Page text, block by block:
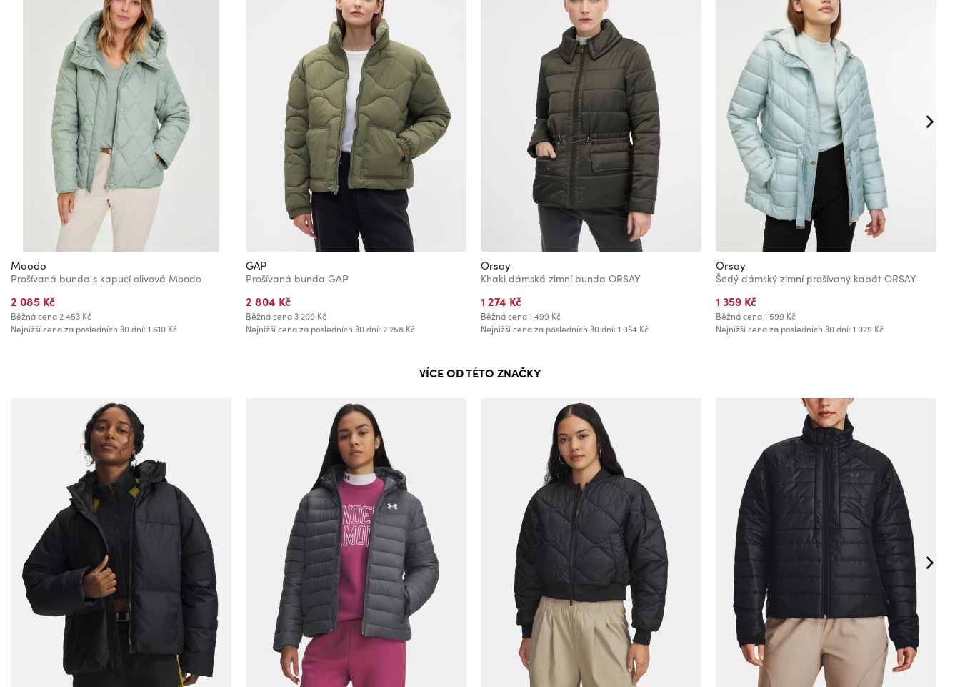
Moodo
Prošívaná bunda s kapucí olivová Moodo
2 085 Kč
Běžná cena2 453 Kč
Nejnižší cena za posledních 30 dní: 1 610 Kč
GAP
Prošívaná bunda GAP
2 804 Kč
Běžná cena3 299 Kč
Nejnižší cena za posledních 30 dní: 2 258 Kč
Orsay
Khaki dámská zimní bunda ORSAY
1 274 Kč
Běžná cena1 499 Kč
Nejnižší cena za posledních 30 dní: 1 034 Kč
Orsay
Šedý dámský zimní prošívaný kabát ORSAY
1 359 Kč
Běžná cena1 599 Kč
Nejnižší cena za posledních 30 dní: 1 029 Kč
VÍCE OD TÉTO ZNAČKY